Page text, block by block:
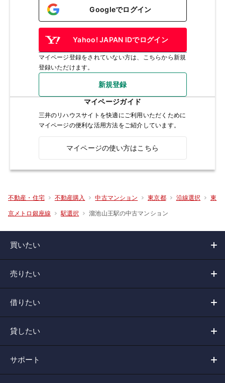
Googleでログイン
Yahoo! JAPAN IDでログイン
マイページ登録をされていない方は、こちらから新規
登録いただけます。
新規登録
マイページガイド
三井のリハウスサイトを快適にご利用いただくために
マイページの便利な活用方法をご紹介しています。
マイページの使い方はこちら
不動産・住宅 不動産購入 中古マンション 東京都 沿線選択 東
京メトロ銀座線 駅選択 溜池山王駅の中古マンション
買いたい
売りたい
借りたい
貸したい
サポート